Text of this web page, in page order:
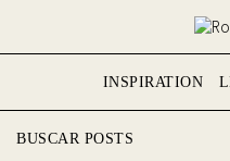
INSPIRATION